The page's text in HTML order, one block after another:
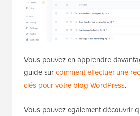
Vous pouvez en apprendre
guide surcomment effectuer une
clés pour votre blog WordPress.
Vous pouvez également découvrir